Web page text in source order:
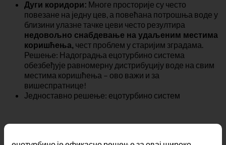
Дуги коридори:
Многе просторије су често
повезане на једну цев, а повећана потрошња воде у
близини улазне тачке цеви често резултира
недовољно снабдевање на удаљеним местима
коришћења, чест проблем у старијим зградама.
Решење: Надоградња ецотурбино система
обезбеђује равномерну дистрибуцију воде на свим
местима коришћења – ово важи и за
вишеспратнице!
Једноставно решење: ецотурбино систем